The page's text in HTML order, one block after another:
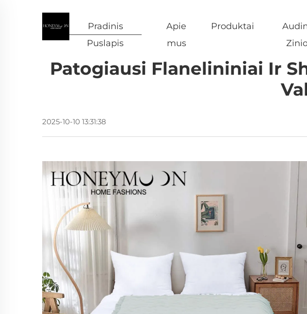
Pradinis
Puslapis
Apie
mus
Produktai
Patogiausi Flanelininiai Ir
2025-10-10 13:31:38